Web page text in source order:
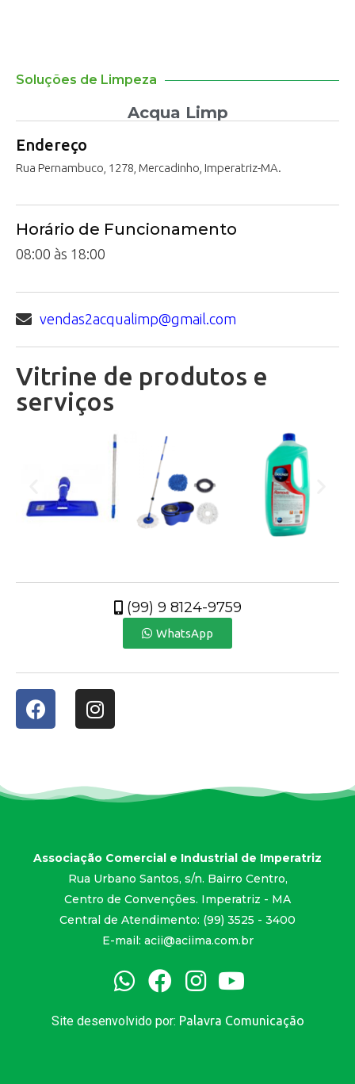
Soluções de Limpeza
Acqua Limp
Endereço
Rua Pernambuco, 1278, Mercadinho, Imperatriz-MA.
Horário de Funcionamento
08:00 às 18:00
vendas2acqualimp@gmail.com
Vitrine de produtos e
serviços
(99) 9 8124-9759
WhatsApp
Associação Comercial e Industrial de Imperatriz
Rua Urbano Santos, s/n. Bairro Centro,
Centro de Convenções. Imperatriz - MA
Central de Atendimento: (99) 3525 - 3400
E-mail: acii@aciima.com.br
Site desenvolvido por: Palavra Comunicação